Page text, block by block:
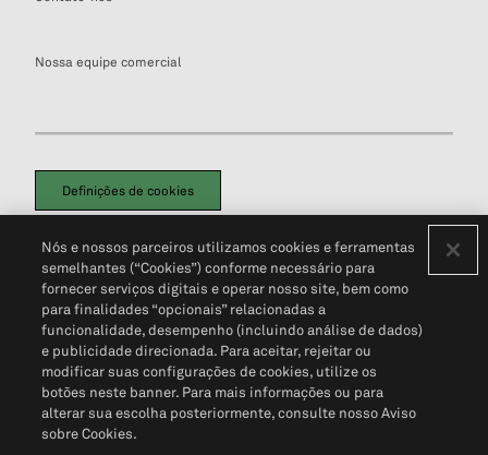
Nossa equipe comercial
Definições de cookies
Política de PrivacidadePortal de privacidade do cliente (em inglês)
Não Venda Minhas Informações Pessoais© 2026 S&P Global
Nós e nossos parceiros utilizamos cookies e ferramentas
semelhantes (“Cookies”) conforme necessário para
fornecer serviços digitais e operar nosso site, bem como
para finalidades “opcionais” relacionadas a
funcionalidade, desempenho (incluindo análise de dados)
e publicidade direcionada. Para aceitar, rejeitar ou
modificar suas configurações de cookies, utilize os
botões neste banner. Para mais informações ou para
alterar sua escolha posteriormente, consulte nosso Aviso
sobre Cookies.